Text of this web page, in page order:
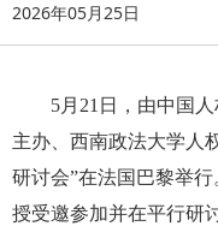
2026年05月25日
5月21日，由中国
主办、西南政法大学人
研讨会”在法国巴黎举
授受邀参加并在平行研